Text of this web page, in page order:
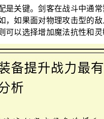
是关键。剑客在战斗中通
，如果面对物理攻击型的
以选择增加魔法抗性和灵